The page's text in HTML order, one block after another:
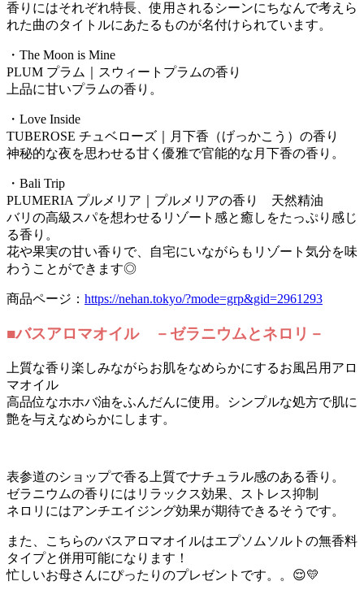
香りにはそれぞれ特長、使用されるシーンにちなんで考えら
れた曲のタイトルにあたるものが名付けられています。
・The Moon is Mine
PLUM プラム｜スウィートプラムの香り
上品に甘いプラムの香り。
・Love Inside
TUBEROSE チュベローズ｜月下香（げっかこう）の香り
神秘的な夜を思わせる甘く優雅で官能的な月下香の香り。
・Bali Trip
PLUMERIA プルメリア｜プルメリアの香り 天然精油
バリの高級スパを想わせるリゾート感と癒しをたっぷり感じ
る香り。
花や果実の甘い香りで、自宅にいながらもリゾート気分を味
わうことができます◎
商品ページ： https://nehan.tokyo/?mode=grp&gid=2961293
■バスアロマオイル －ゼラニウムとネロリ－
上質な香り楽しみながらお肌をなめらかにするお風呂用アロ
マオイル
高品位なホホバ油をふんだんに使用。シンプルな処方で肌に
艶を与えなめらかにします。
表参道のショップで香る上質でナチュラル感のある香り。
ゼラニウムの香りにはリラックス効果、ストレス抑制
ネロリにはアンチエイジング効果が期待できるそうです。
また、こちらのバスアロマオイルはエプソムソルトの無香料
タイプと併用可能になります！
忙しいお母さんにぴったりのプレゼントです。。😌💛